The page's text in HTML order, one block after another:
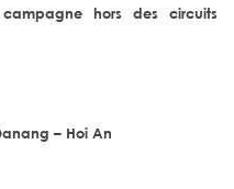
hors des circuits
– Hoi An